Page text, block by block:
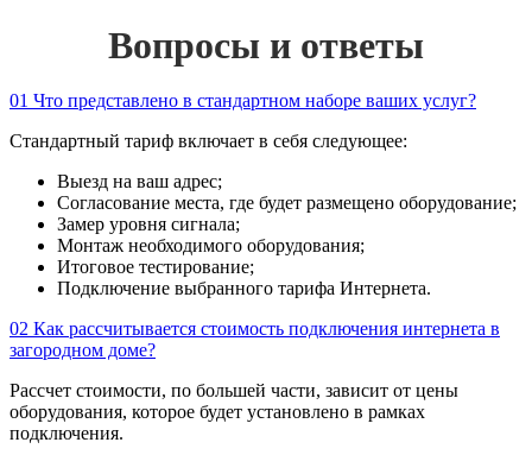
Вопросы и ответы
01 Что представлено в стандартном наборе ваших услуг?
Стандартный тариф включает в себя следующее:
Выезд на ваш адрес;
Согласование места, где будет размещено оборудование;
Замер уровня сигнала;
Монтаж необходимого оборудования;
Итоговое тестирование;
Подключение выбранного тарифа Интернета.
02 Как рассчитывается стоимость подключения интернета в
загородном доме?
Рассчет стоимости, по большей части, зависит от цены
оборудования, которое будет установлено в рамках
подключения.